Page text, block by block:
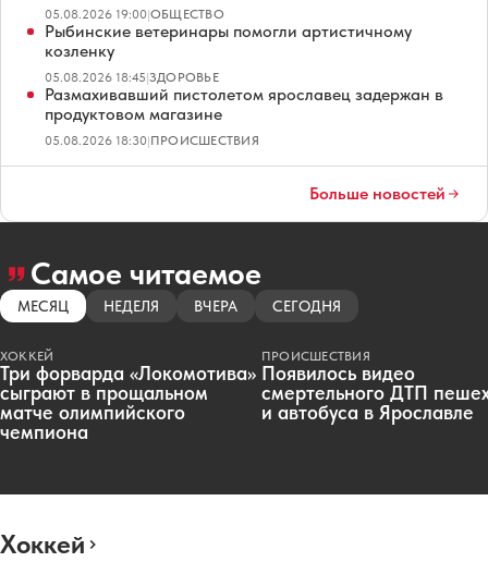
05.08.2026 19:00|ОБЩЕСТВО
Рыбинские ветеринары помогли артистичному
козленку
05.08.2026 18:45|ЗДОРОВЬЕ
Размахивавший пистолетом ярославец задержан в
продуктовом магазине
05.08.2026 18:30|ПРОИСШЕСТВИЯ
Больше новостей
Самое читаемое
МЕСЯЦ НЕДЕЛЯ ВЧЕРА СЕГОДНЯ
ХОККЕЙ
Три форварда «Локомотива»
сыграют в прощальном
матче олимпийского
чемпиона
ПРОИСШЕСТВИЯ
Появилось видео
смертельного ДТП
и автобуса в Ярославле
Хоккей